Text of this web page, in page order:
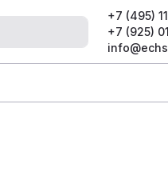
+7 (495)
+7 (925)